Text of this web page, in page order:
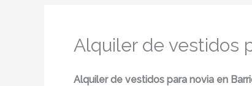
Alquiler de vestidos
Alquiler de vestidos para novia en